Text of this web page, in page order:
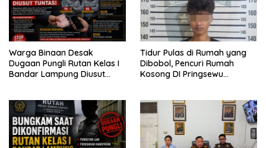
Warga Binaan Desak
Dugaan Pungli Rutan Kelas I
Bandar Lampung Diusut
Tidur Pulas di Rumah yang
Dibobol, Pencuri Rumah
Kosong DI Pringsewu